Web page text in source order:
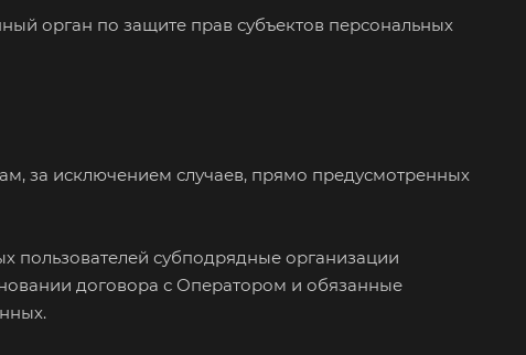
орган по защите прав субъектов персональных
за исключением случаев, прямо предусмотренных
пользователей субподрядные организации
договора с Оператором и обязанные